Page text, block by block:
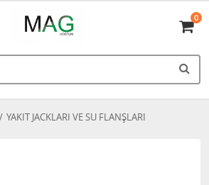
0
YAKIT JACKLARI VE SU FLANŞLARI